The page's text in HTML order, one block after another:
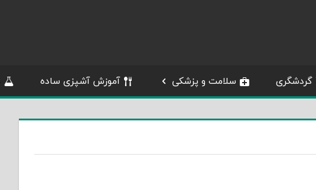
گردشگری سلامت و پزشکی آموزش آشپزی ساده